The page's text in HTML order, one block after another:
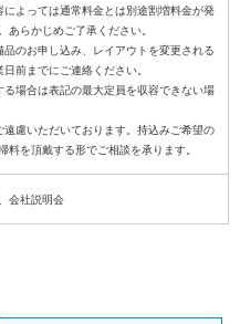
よっては通常料金とは別途割増料金が発
らかじめご了承ください。
のお申し込み、レイアウトを変更される
前までにご連絡ください。
場合は表記の最大定員を収容できない場
慮いただいております。持込みご希望の
会社説明会